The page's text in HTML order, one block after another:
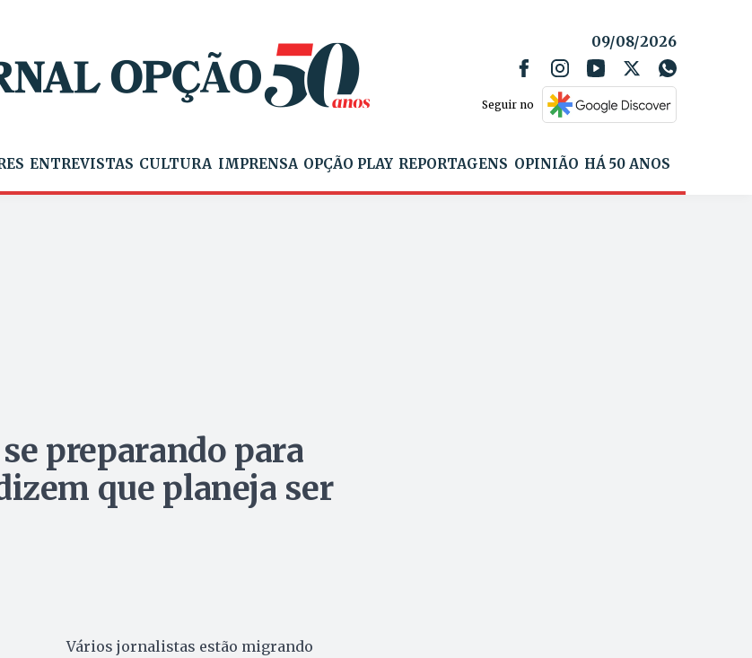
09/08/2026
Seguir no
ENTREVISTAS CULTURA IMPRENSA OPÇÃO PLAY REPORTAGENS OPINIÃO HÁ 50 ANOS
preparando para
que planeja ser
Vários jornalistas estão migrando